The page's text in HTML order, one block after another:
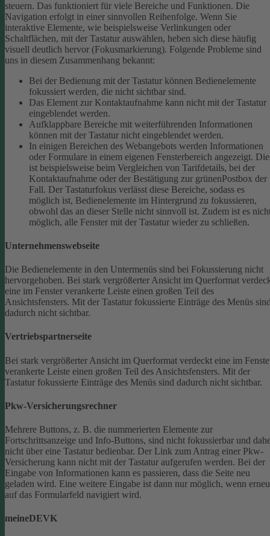
steuern. Das funktioniert für viele Bereiche und Funktionen. Die
Navigation erfolgt in einer sinnvollen Reihenfolge. Wenn Sie
interaktive Elemente, wie beispielsweise Verlinkungen oder
Schaltflächen, mit der Tastatur auswählen, heben sich diese häufig
visuell deutlich hervor (Fokusmarkierung). Folgende Probleme sind
uns in diesem Zusammenhang bekannt:
Bei der Bedienung mit der Tastatur können Bedienelemente
fokussiert werden, die nicht sichtbar sind.
Das Element zur Kontaktaufnahme kann nicht mit der Tastatur
eingeblendet werden.
Aufklappbare Bereiche mit weiterführenden Informationen
können mit der Tastatur nicht eingeblendet werden.
In einigen Bereichen des Webangebots werden Informationen
oder Formulare in einem eigenen Fensterbereich angezeigt.
ist beispielsweise beim Vergleichen von Tarifdetails, bei der
Kontaktaufnahme oder der Bestätigung zur grünenPostbox der
Fall. Der Tastaturfokus verlässt diese Bereiche, sodass es
möglich ist, Bedienelemente im Hintergrund zu fokussieren,
obwohl das an dieser Stelle nicht sinnvoll ist. Zudem ist es
möglich, alle Fenster mit der Tastatur wieder zu schließen.
Unternehmenswebseite
Die Bedienelemente in den Untermenüs sind bei Fokussierung nicht
hervorgehoben. Bei stark vergrößerter Ansicht im Querformat
eine im Fenster verankerte Leiste einen großen Teil des
Ansichtsfensters. Mit der Tastatur fokussierte Einträge des Menüs
dadurch nicht sichtbar.
Vertriebspartnerseite
Bei stark vergrößerter Ansicht im Querformat verdeckt eine im
verankerte Leiste einen großen Teil des Ansichtsfensters. Mit der
Tastatur fokussierte Einträge des Menüs sind dadurch nicht sichtbar.
Pkw-Versicherungsrechner
Mehrere Buttons, z. B. die nummerierten Elemente zur
Fortschrittsanzeige und Info-Buttons, sind nicht fokussierbar und
nicht über eine Tastatur bedienbar. Der Link zum Antrag einer Pkw-
Versicherung kann nicht mit der Tastatur aufgerufen werden. Bei der
Eingabe von Informationen kann es passieren, dass die Seite neu
geladen wird. Eine weitere Eingabe ist dann nur möglich, wenn
auf das Formularfeld navigiert wird.
meineDEVK